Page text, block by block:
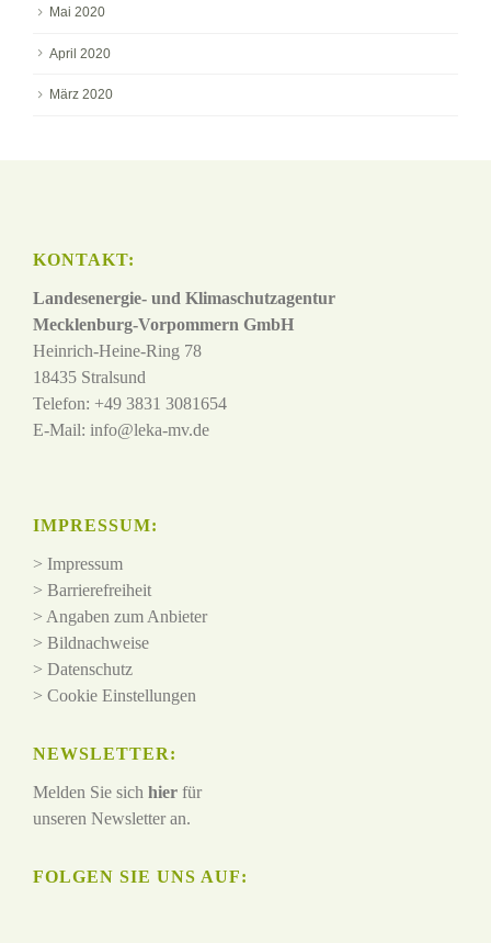
Mai 2020
April 2020
März 2020
KONTAKT:
Landesenergie- und Klimaschutzagentur
Mecklenburg-Vorpommern GmbH
Heinrich-Heine-Ring 78
18435 Stralsund
Telefon: +49 3831 3081654
E-Mail: info@leka-mv.de
IMPRESSUM:
> Impressum
> Barrierefreiheit
> Angaben zum Anbieter
> Bildnachweise
> Datenschutz
> Cookie Einstellungen
NEWSLETTER:
Melden Sie sich hier für
unseren Newsletter an.
FOLGEN SIE UNS AUF: